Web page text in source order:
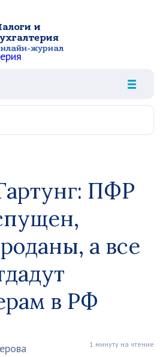
и
журнал
ПФР
а все
в РФ
1 минуту на чтение